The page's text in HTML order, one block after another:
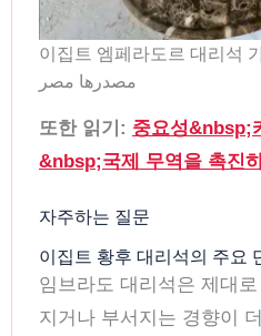
이집트 엠페라도르 대리석
مصدرها مصر
또한 읽기: 중요성&nbsp;
&nbsp;국제 무역을 촉진
자주하는 질문
이집트 황후 대리석의 주요
임브라도 대리석은 제대
지거나 부서지는 경향이